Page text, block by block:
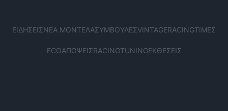
ΕΙΔΉΣΕΙΣΝΈΑ ΜΟΝΤΈΛΑΣΥΜΒΟΥΛΈΣVINTAGERACINGΤΙΜΈΣ
ECOΑΠΌΨΕΙΣRACINGTUNINGΕΚΘΈΣΕΙΣ